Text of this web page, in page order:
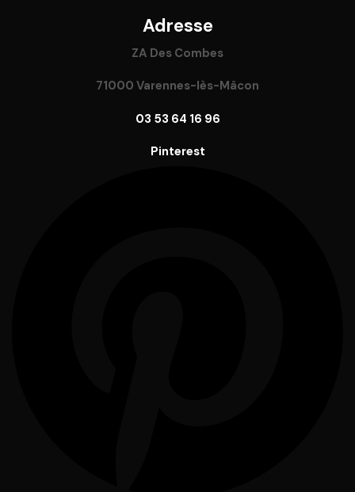
Adresse
ZA Des Combes
71000 Varennes-lès-Mâcon
03 53 64 16 96
Pinterest